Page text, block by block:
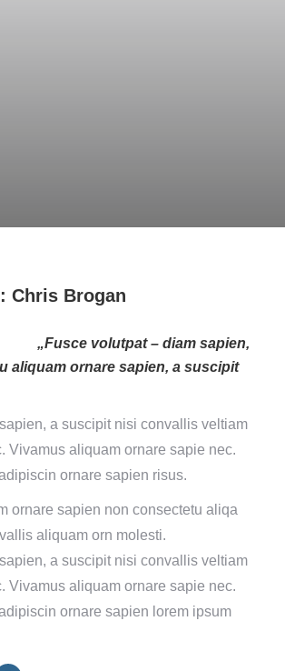
Chris Brogan
„Fusce volutpat – diam sapien,
aliquam ornare sapien, a suscipit
a suscipit nisi convallis veltiam
Vivamus aliquam ornare sapie nec.
ornare sapien risus.
ornare sapien non consectetu aliqa
aliquam orn molesti.
a suscipit nisi convallis veltiam
Vivamus aliquam ornare sapie nec.
ornare sapien lorem ipsum